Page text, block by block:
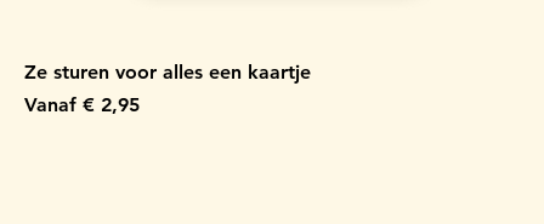
Ze sturen voor alles een kaartje
Vanaf € 2,95
Verkoopprijs